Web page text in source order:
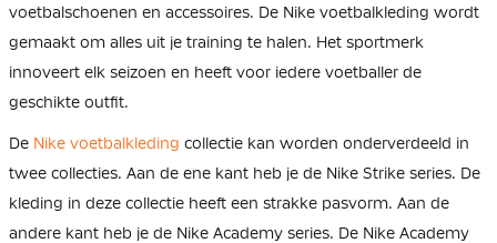
voetbalschoenen en accessoires. De Nike voetbalkleding wordt
gemaakt om alles uit je training te halen. Het sportmerk
innoveert elk seizoen en heeft voor iedere voetballer de
geschikte outfit.
De Nike voetbalkleding collectie kan worden onderverdeeld in
twee collecties. Aan de ene kant heb je de Nike Strike series. De
kleding in deze collectie heeft een strakke pasvorm. Aan de
andere kant heb je de Nike Academy series. De Nike Academy